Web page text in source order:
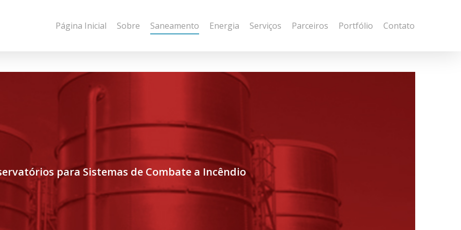
Página Inicial Sobre Saneamento Energia Serviços Parceiros Portfólio Contato
para Sistemas de Combate a Incêndio